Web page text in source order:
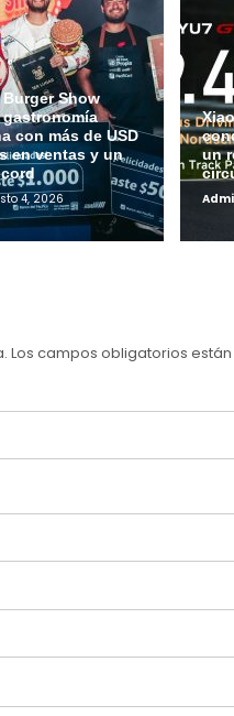
Show
con más de USD
en ventas y un
4, 2026
un
Los campos obligatorios